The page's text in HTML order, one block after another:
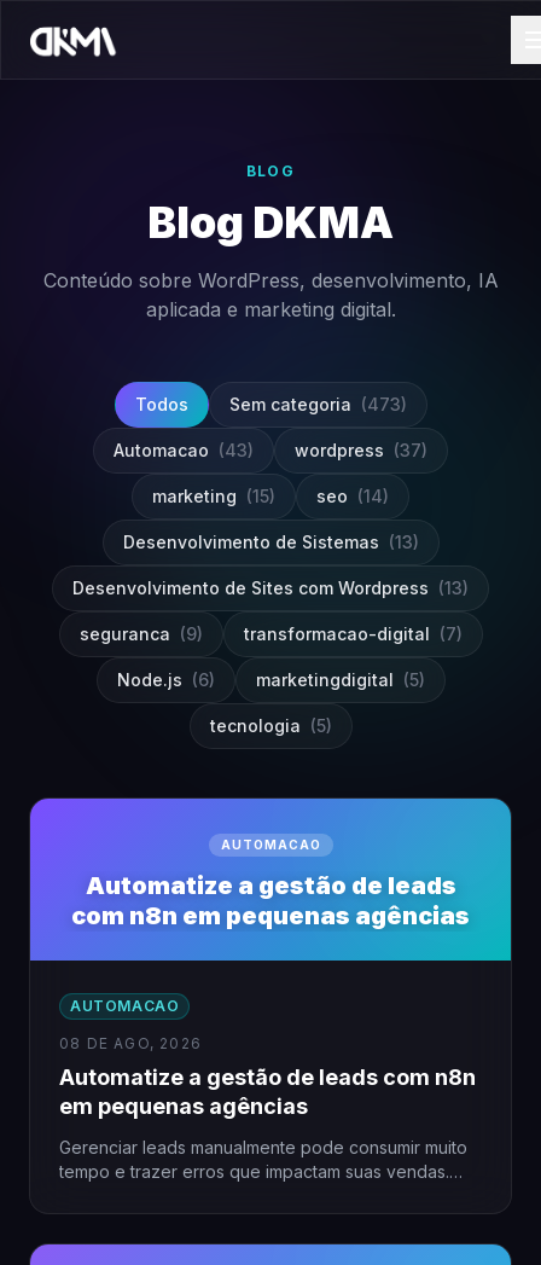
BLOG
Blog DKMA
Conteúdo sobre WordPress, desenvolvimento, IA
aplicada e marketing digital.
Todos Sem categoria (473)
Automacao (43) wordpress (37)
marketing (15) seo (14)
Desenvolvimento de Sistemas (13)
Desenvolvimento de Sites com Wordpress (13)
seguranca (9) transformacao-digital (7)
Node.js (6) marketingdigital (5)
tecnologia (5)
AUTOMACAO
Automatize a gestão de leads
com n8n em pequenas agências
AUTOMACAO
08 DE AGO, 2026
Automatize a gestão de leads com n8n
em pequenas agências
Gerenciar leads manualmente pode consumir muito
tempo e trazer erros que impactam suas vendas.